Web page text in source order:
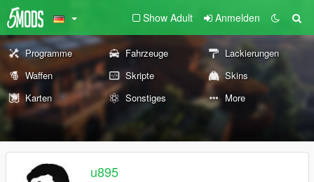
Show Adult Anmelden
Programme Fahrzeuge
Lackierungen
Waffen
Skripte
Skins
Karten
Sonstiges More
u895